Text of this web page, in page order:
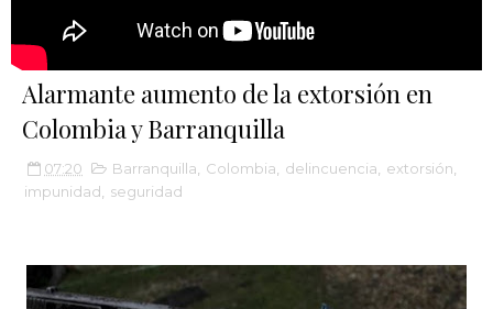
Alarmante aumento de la extorsión en
Colombia y Barranquilla
07:20 Barranquilla Colombia delincuencia extorsión
impunidad
seguridad